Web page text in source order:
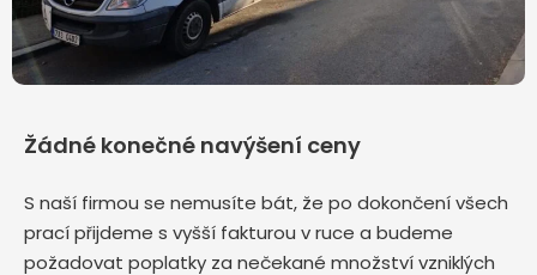
Žádné konečné navýšení ceny
S naší firmou se nemusíte bát, že po dokončení všech
prací přijdeme s vyšší fakturou v ruce a budeme
požadovat poplatky za nečekané množství vzniklých